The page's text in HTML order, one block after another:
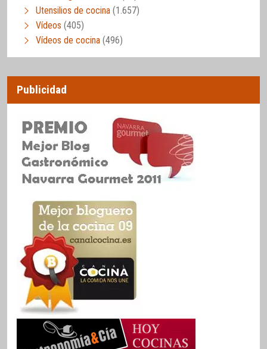
Utensilios de cocina (1.657)
Vídeos (405)
Vídeos de cocina (496)
Publicidad